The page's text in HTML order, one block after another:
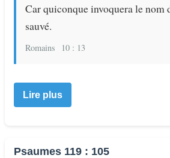
Car quiconque invoquera le nom
sauvé.
Romains 10 : 13
Lire plus
Psaumes 119 : 105